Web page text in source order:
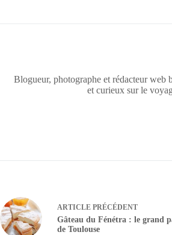
Blogueur, photographe et rédacteur web
et curieux sur le
ARTICLE PRÉCÉDENT
Gâteau du Fénétra : le grand
de Toulouse